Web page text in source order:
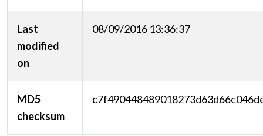
Last
modified
on
08/09/2016 13:36:37
MD5
checksum